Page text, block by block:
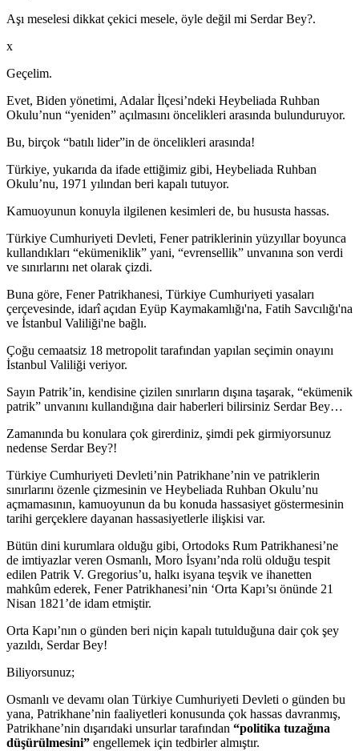
Aşı meselesi dikkat çekici mesele, öyle değil mi Serdar Bey?.
x
Geçelim.
Evet, Biden yönetimi, Adalar İlçesi’ndeki Heybeliada Ruhban
Okulu’nun “yeniden” açılmasını öncelikleri arasında bulunduruyor.
Bu, birçok “batılı lider”in de öncelikleri arasında!
Türkiye, yukarıda da ifade ettiğimiz gibi, Heybeliada Ruhban
Okulu’nu, 1971 yılından beri kapalı tutuyor.
Kamuoyunun konuyla ilgilenen kesimleri de, bu hususta hassas.
Türkiye Cumhuriyeti Devleti, Fener patriklerinin yüzyıllar boyunca
kullandıkları “ekümeniklik” yani, “evrensellik” unvanına son verdi
ve sınırlarını net olarak çizdi.
Buna göre, Fener Patrikhanesi, Türkiye Cumhuriyeti yasaları
çerçevesinde, idarî açıdan Eyüp Kaymakamlığı'na, Fatih Savcılığı'na
ve İstanbul Valiliği'ne bağlı.
Çoğu cemaatsiz 18 metropolit tarafından yapılan seçimin onayını
İstanbul Valiliği veriyor.
Sayın Patrik’in, kendisine çizilen sınırların dışına taşarak, “ekümenik
patrik” unvanını kullandığına dair haberleri bilirsiniz Serdar Bey…
Zamanında bu konulara çok girerdiniz, şimdi pek girmiyorsunuz
nedense Serdar Bey?!
Türkiye Cumhuriyeti Devleti’nin Patrikhane’nin ve patriklerin
sınırlarını özenle çizmesinin ve Heybeliada Ruhban Okulu’nu
açmamasının, kamuoyunun da bu konuda hassasiyet göstermesinin
tarihi gerçeklere dayanan hassasiyetlerle ilişkisi var.
Bütün dini kurumlara olduğu gibi, Ortodoks Rum Patrikhanesi’ne
de imtiyazlar veren Osmanlı, Moro İsyanı’nda rolü olduğu tespit
edilen Patrik V. Gregorius’u, halkı isyana teşvik ve ihanetten
mahkûm ederek, Fener Patrikhanesi’nin ‘Orta Kapı’sı önünde 21
Nisan 1821’de idam etmiştir.
Orta Kapı’nın o günden beri niçin kapalı tutulduğuna dair çok şey
yazıldı, Serdar Bey!
Biliyorsunuz;
Osmanlı ve devamı olan Türkiye Cumhuriyeti Devleti o günden bu
yana, Patrikhane’nin faaliyetleri konusunda çok hassas davranmış,
Patrikhane’nin dışarıdaki unsurlar tarafından “politika tuzağına
düşürülmesini” engellemek için tedbirler almıştır.